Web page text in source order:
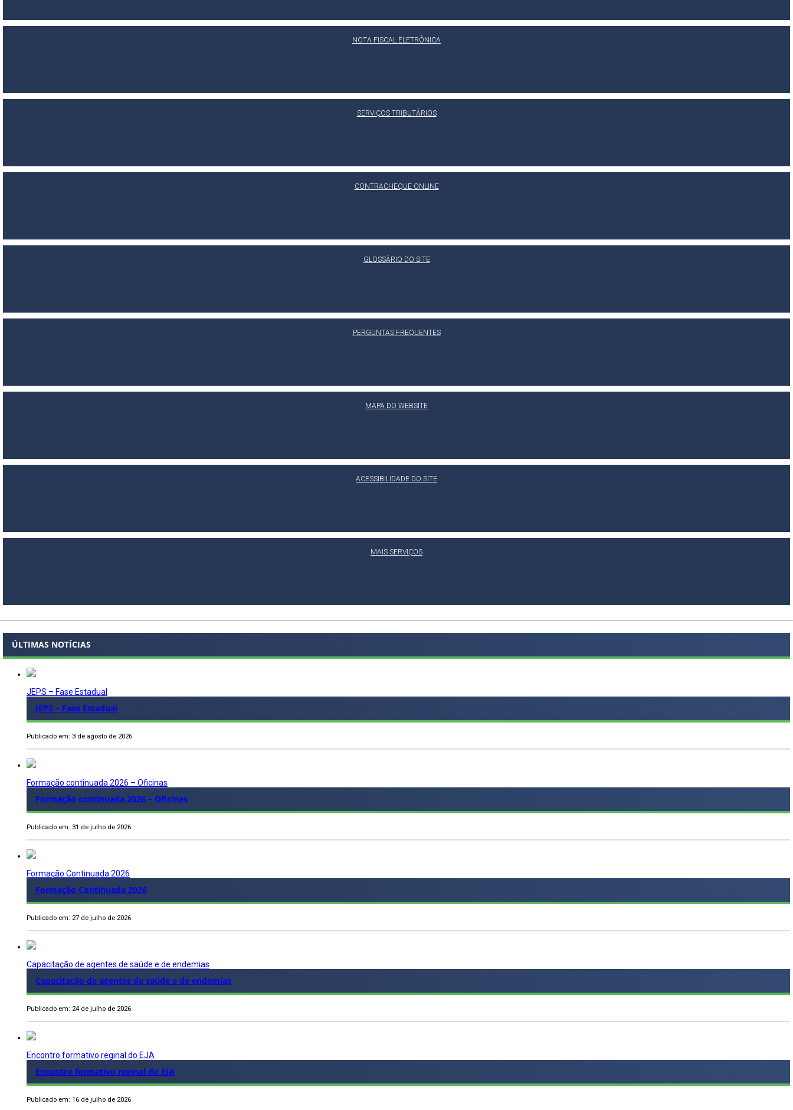
NOTA FISCAL ELETRÔNICA
SERVIÇOS TRIBUTÁRIOS
CONTRACHEQUE ONLINE
GLOSSÁRIO DO SITE
PERGUNTAS FREQUENTES
MAPA DO WEBSITE
ACESSIBILIDADE DO SITE
MAIS SERVIÇOS
ÚLTIMAS NOTÍCIAS
JEPS – Fase Estadual
JEPS – Fase Estadual
Publicado em: 3 de agosto de 2026
Formação continuada 2026 – Oficinas
Formação continuada 2026 – Oficinas
Publicado em: 31 de julho de 2026
Formação Continuada 2026
Formação Continuada 2026
Publicado em: 27 de julho de 2026
Capacitação de agentes de saúde e de endemias
Capacitação de agentes de saúde e de endemias
Publicado em: 24 de julho de 2026
Encontro formativo reginal do EJA
Encontro formativo reginal do EJA
Publicado em: 16 de julho de 2026